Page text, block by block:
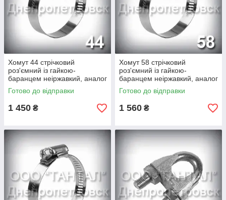
Хомут 44 стрічковий
роз'ємний із гайкою-
баранцем неіржавкий, аналог
ОСТ 1 13448-78
Готово до відправки
1 450 ₴
Хомут 58 стрічковий
роз'ємний із гайкою-
баранцем неіржавкий, аналог
ОСТ 1 13448-78
Готово до відправки
1 560 ₴